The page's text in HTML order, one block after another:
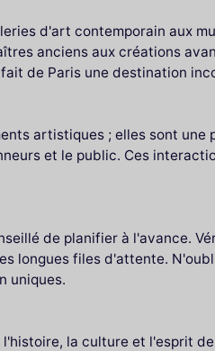
d'art contemporain aux
anciens aux créations
de Paris une destination
artistiques ; elles sont
et le public. Ces
de planifier à l'avance.
longues files d'attente.
uniques.
la culture et l'esprit